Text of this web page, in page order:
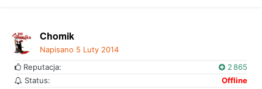
Chomik
Napisano 5 Luty 2014
Reputacja:
2 865
Status:
Offline